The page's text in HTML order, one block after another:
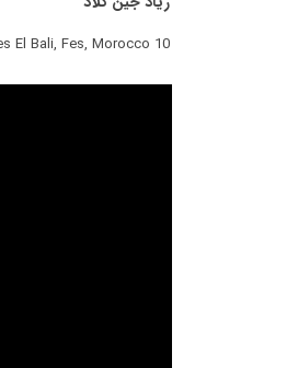
10 bis, Derb El Miter, Talaa kbira, Fes El Bali, Fes, Morocco